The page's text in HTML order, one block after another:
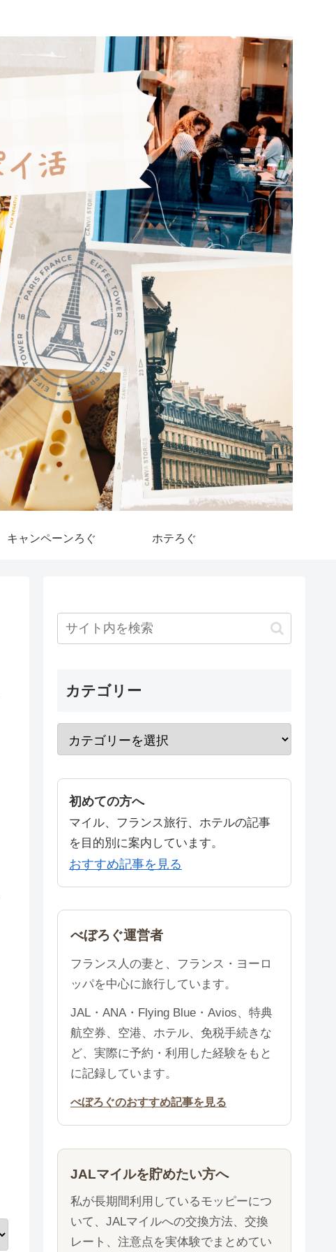
キャンペーンろぐ ホテろぐ
カテゴリー
初めての方へ
マイル、フランス旅行、ホテルの記事
を目的別に案内しています。
おすすめ記事を見る
べぼろぐ運営者
フランス人の妻と、フランス・ヨーロ
ッパを中心に旅行しています。
JAL・ANA・Flying Blue・Avios、特典
航空券、空港、ホテル、免税手続きな
ど、実際に予約・利用した経験をもと
に記録しています。
べぼろぐのおすすめ記事を見る
JALマイルを貯めたい方へ
私が長期間利用しているモッピーにつ
いて、JALマイルへの交換方法、交換
レート、注意点を実体験でまとめてい